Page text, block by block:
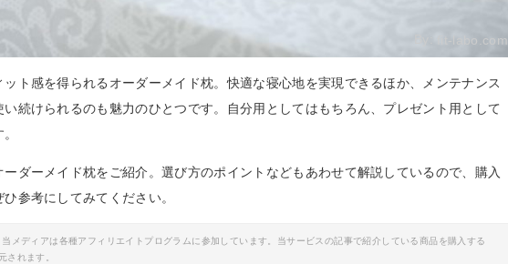
fit-labo.com
ット感を得られるオーダーメイド枕。快適な寝心地を実現できるほか、メンテナンス
続けられるのも魅力のひとつです。自分用としてはもちろん、プレゼント用として
ダーメイド枕をご紹介。選び方のポイントなどもあわせて解説しているので、購入
参考にしてみてください。
メディアは各種アフィリエイトプログラムに参加しています。当サービスの記事で紹介している商品を購入する
されます。